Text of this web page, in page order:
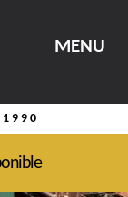
MENU
1990